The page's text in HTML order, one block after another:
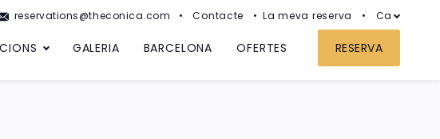
reservations@theconica.com Contacte La meva reserva Ca
GALERIA BARCELONA OFERTES RESERVA